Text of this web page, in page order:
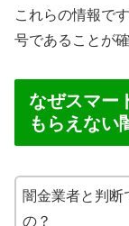
これらの情報で
号であることが
なぜスマー
もらえない
闇金業者と判断
の？